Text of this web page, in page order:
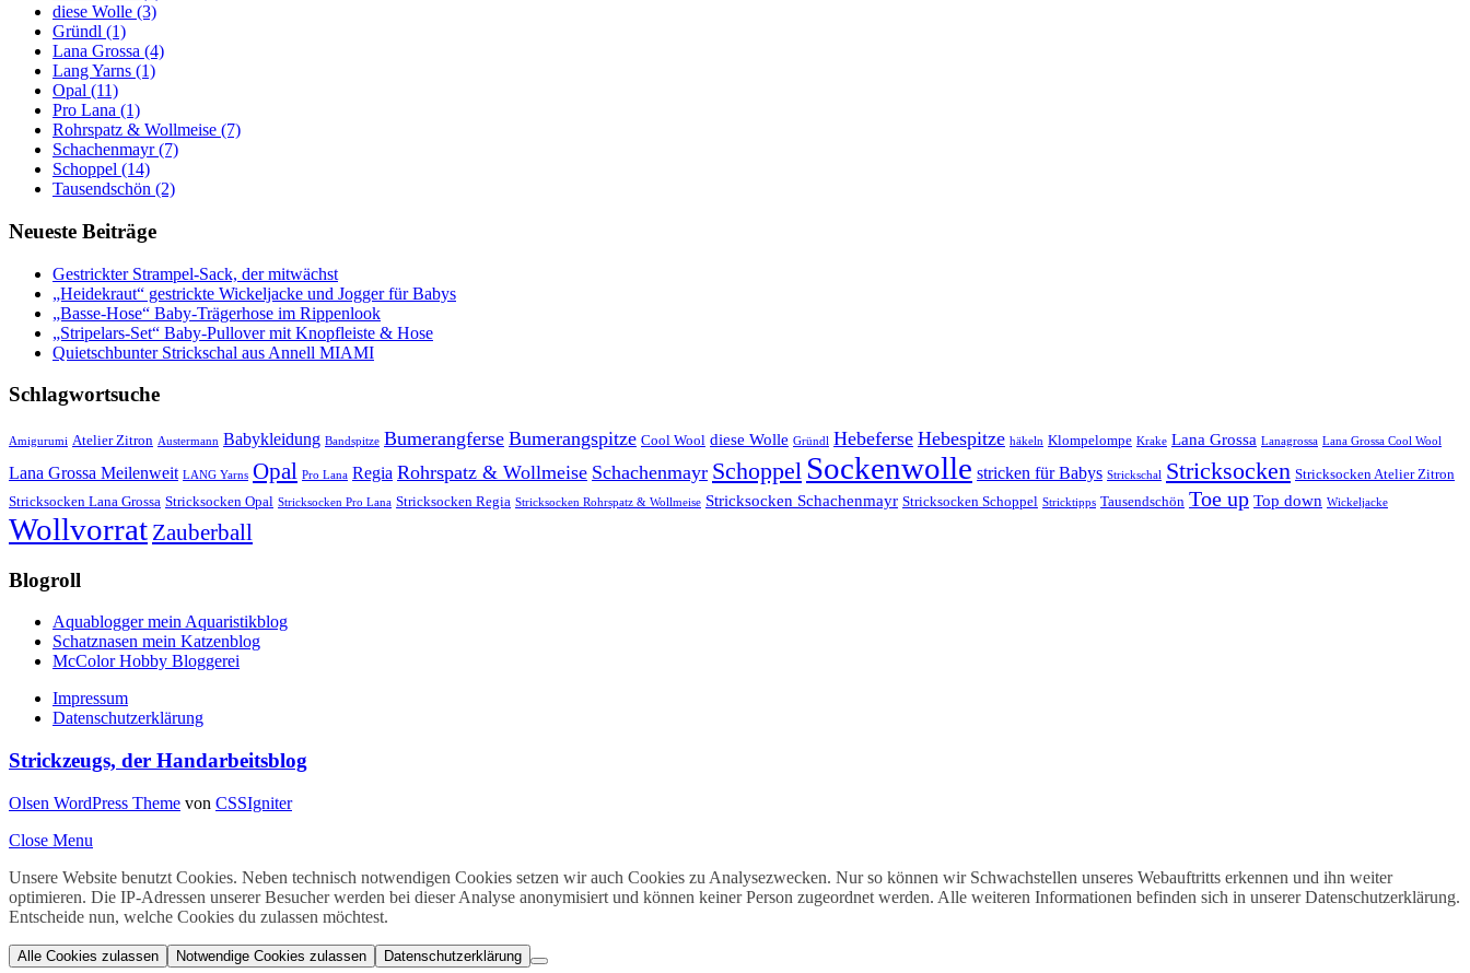
diese Wolle (3)
Gründl (1)
Lana Grossa (4)
Lang Yarns (1)
Opal (11)
Pro Lana (1)
Rohrspatz & Wollmeise (7)
Schachenmayr (7)
Schoppel (14)
Tausendschön (2)
Neueste Beiträge
Gestrickter Strampel-Sack, der mitwächst
„Heidekraut“ gestrickte Wickeljacke und Jogger für Babys
„Basse-Hose“ Baby-Trägerhose im Rippenlook
„Stripelars-Set“ Baby-Pullover mit Knopfleiste & Hose
Quietschbunter Strickschal aus Annell MIAMI
Schlagwortsuche
Amigurumi Atelier Zitron Austermann Babykleidung Bandspitze Bumerangferse Bumerangspitze Cool Wool diese Wolle Gründl Hebeferse Hebespitze häkeln Klompelompe Krake Lana Grossa Lanagrossa Lana Grossa Cool Wool
Lana Grossa Meilenweit LANG Yarns Opal Pro Lana Regia Rohrspatz & Wollmeise Schachenmayr Schoppel Sockenwolle stricken für Babys Strickschal Stricksocken Stricksocken Atelier Zitron
Stricksocken Lana Grossa Stricksocken Opal Stricksocken Pro Lana Stricksocken Regia Stricksocken Rohrspatz & Wollmeise Stricksocken Schachenmayr Stricksocken Schoppel Stricktipps Tausendschön Toe up Top down Wickeljacke
Wollvorrat Zauberball
Blogroll
Aquablogger mein Aquaristikblog
Schatznasen mein Katzenblog
McColor Hobby Bloggerei
Impressum
Datenschutzerklärung
Strickzeugs, der Handarbeitsblog
Olsen WordPress Theme von CSSIgniter
Close Menu
Unsere Website benutzt Cookies. Neben technisch notwendigen Cookies setzen wir auch Cookies zu Analysezwecken. Nur so können wir Schwachstellen unseres Webauftritts erkennen und ihn weiter
optimieren. Die IP-Adressen unserer Besucher werden bei dieser Analyse anonymisiert und können keiner Person zugeordnet werden. Alle weiteren Informationen befinden sich in unserer Datenschutzerklärung.
Entscheide nun, welche Cookies du zulassen möchtest.
Alle Cookies zulassen Notwendige Cookies zulassen Datenschutzerklärung